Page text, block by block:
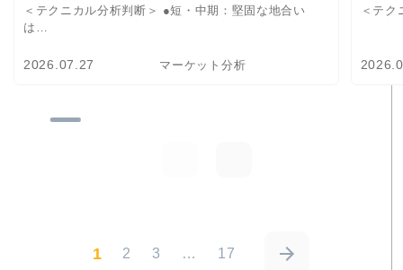
＜テクニカル分析判断＞ ●短・中期：堅固な地合い
は…
2026.07.27 マーケット分析
＜テ
1 2 3 … 17